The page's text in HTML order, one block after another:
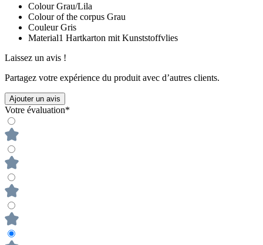
Colour Grau/Lila
Colour of the corpus Grau
Couleur Gris
Material1 Hartkarton mit Kunststoffvlies
Laissez un avis !
Partagez votre expérience du produit avec d’autres clients.
Ajouter un avis
Votre évaluation*